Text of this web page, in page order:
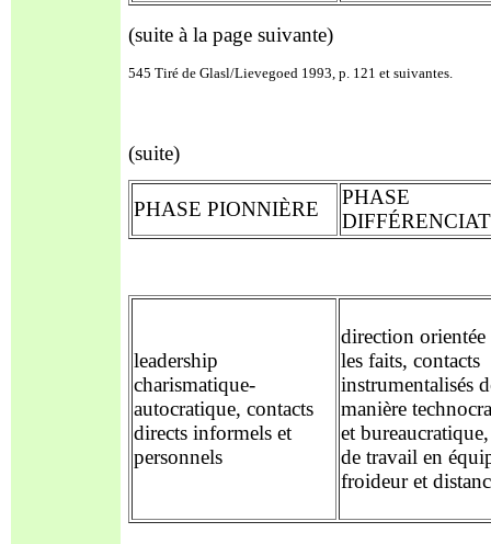
(suite à la page suivante)
545 Tiré de Glasl/Lievegoed 1993, p. 121 et suivantes.
(suite)
PHASE PIONNIÈRE
PHASE
leadership
charismatique-
autocratique, contacts
directs informels et
personnels
direction orientée
les faits, contacts
instrumentalisés
manière
et
de travail en
froideur et